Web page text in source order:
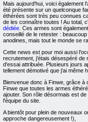
Mais aujourd'hui, voici également
été présente sur un quelconque
éthérées sont très peu connues
de les connaître toutes ! Au total,
dédiée. Ces armes sont
conseillé de le retester :
anodines, mais tout le monde se
Cette news est pour moi aussi
recrutement, j'étais désespéré de
d'essai attribuée. Plusieurs jours
tellement démotivé que j'ai même
Bienvenue donc à Finwe, grâce
Finwe que toutes les armes
ajouter. Son rôle désormais est
l'équipe du site.
A bientôt pour plein de nouveaux
approche dangereusement !),